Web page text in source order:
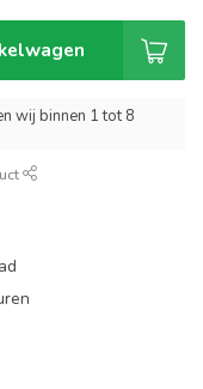
wij binnen 1 tot 8